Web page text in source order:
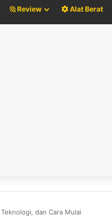
Review Alat Berat
dan Cara Mulai